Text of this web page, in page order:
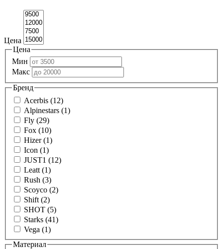
Цена
Цена
Мин
Макс
Бренд
Acerbis (12)
Alpinestars (1)
Fly (29)
Fox (10)
Hizer (1)
Icon (1)
JUST1 (12)
Leatt (1)
Rush (3)
Scoyco (2)
Shift (2)
SHOT (5)
Starks (41)
Vega (1)
Материал